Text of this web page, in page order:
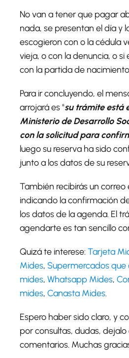
No van a tener que pagar
nada, se presentan el día y
escogieron con o la cédula
vieja, o con la denuncia, o si
con la partida de
Para ir concluyendo, el
arrojará es "su trámite está
Ministerio de Desarrollo
con la solicitud para
luego su reserva ha sido
junto a los datos de su
También recibirás un correo
indicando la confirmación
los datos de la agenda. El
agendarte es tan sencillo
Quizá te interese: Tarjeta
Mides, Supermercados
mides, Whatsapp Mides,
mides, Canasta Mides.
Espero haber sido claro, y
por consultas, dudas, dejalo
comentarios. Muchas